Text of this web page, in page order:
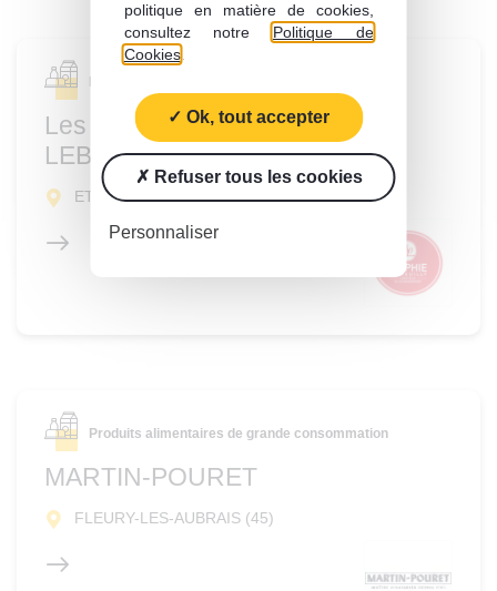
politique en matière de cookies,
consultez notre Politique de
Cookies.
Ok, tout accepter
Refuser tous les cookies
Personnaliser
Les Boulangeries Sophie
LEBREUILLY
ETAPLES (62)
MARTIN-POURET
Produits alimentaires de grande consommation
FLEURY-LES-AUBRAIS (45)